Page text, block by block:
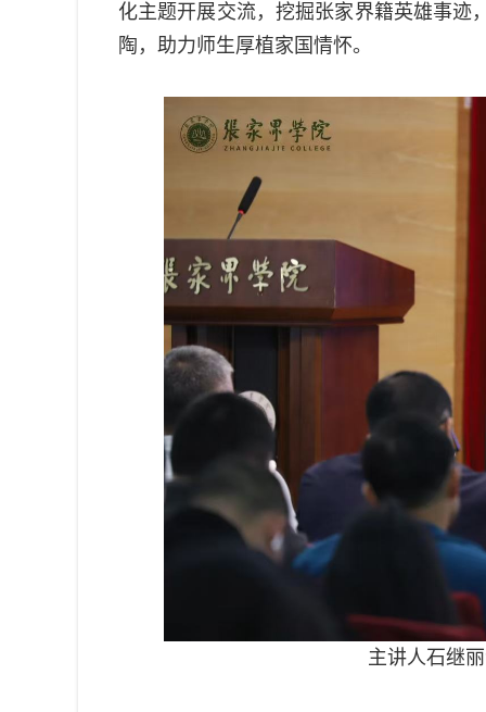
化主题开展交流，挖掘张家界籍英雄事迹
陶，助力师生厚植家国情怀。
主讲人石继